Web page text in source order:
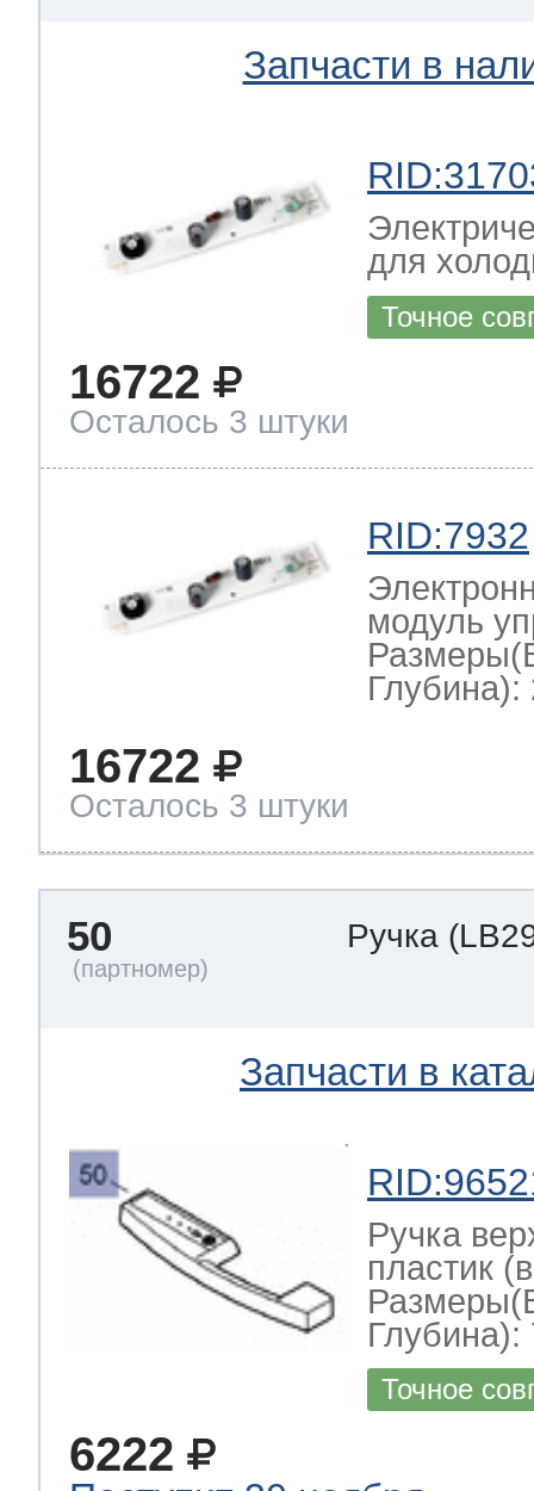
Запчасти в
для
Точное
16722
Осталось 3 штуки
RID:7932
модуль
Глубина):
16722
Осталось 3 штуки
50 Ручка
Запчасти в
Ручка
пластик
Глубина):
Точное
6222